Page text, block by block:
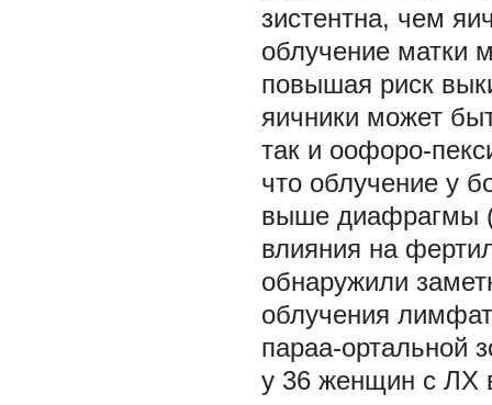
зистентна, чем
облучение матки
повышая риск
яичники может
так и оофоро-
что облучение у
выше диафрагмы
влияния на
обнаружили
облучения
параа-ортальной
у 36 женщин с ЛХ